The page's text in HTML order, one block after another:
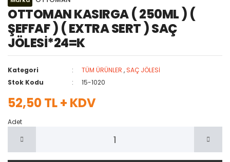
OTTOMAN KASIRGA ( 250ML ) (
ŞEFFAF ) ( EXTRA SERT ) SAÇ
JÖLESİ*24=K
Kategori TÜM ÜRÜNLER ,SAÇ JÖLESİ
Stok Kodu
15-1020
52,50 TL + KDV
Adet